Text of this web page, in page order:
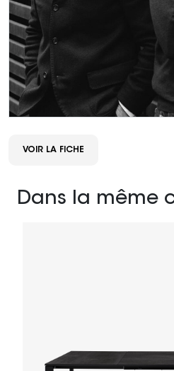
VOIR LA FICHE
Dans la même